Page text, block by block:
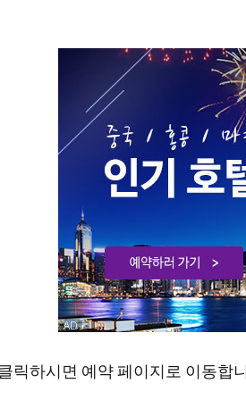
릭하시면 예약 페이지로 이동합